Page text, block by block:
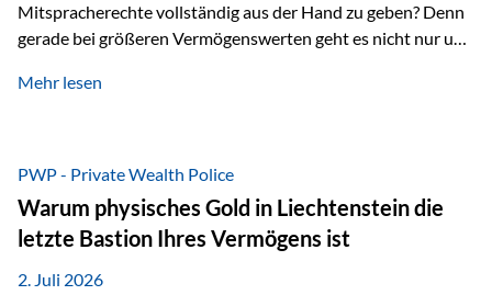
Mitspracherechte vollständig aus der Hand zu geben? Denn
gerade bei größeren Vermögenswerten geht es nicht nur um
sicherzustellen, dass das Vermögen langfristig erhalten
folgende Situation vor: Ein Vater schenkt seiner Tochter
einen Teil seines Vermögens. Einige Jahre später möchte die
Tochter das Geld kurzfristig verwenden, um…
Mehr lesen
PWP - Private Wealth Police
Warum physisches Gold in Liechtenstein die
letzte Bastion Ihres Vermögens ist
2. Juli 2026